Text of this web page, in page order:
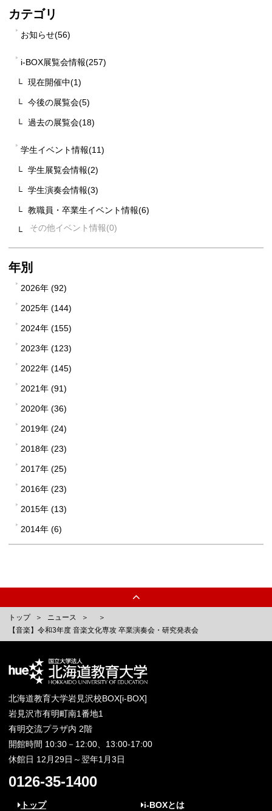
カテゴリ
お知らせ(56)
i-BOX展覧会情報(257)
現在開催中(1)
今後の展覧会(5)
過去の展覧会(18)
学生イベント情報(11)
学生展覧会情報(2)
学生演奏会情報(3)
教職員・卒業生イベント情報(6)
その他イベント情報
年別
2026年 (92)
2025年 (144)
2024年 (155)
2023年 (123)
2022年 (145)
2021年 (91)
2020年 (36)
2019年 (24)
2018年 (23)
2017年 (25)
2016年 (23)
2015年 (13)
2014年 (6)
トップ
ニュース
【音楽】令和3年度 音楽文化専攻 卒業演奏会・研究発表会
北海道教育大学岩見沢校BOX[i-BOX]
岩見沢市有明町南1番地1
有明交流プラザ内 2階
開館時間 10:30－12:00、13:00-17:00
休館日 12月29日～翌年1月3日
0126-35-1400
トップ i-BOXとは